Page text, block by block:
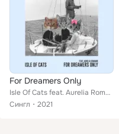
For Dreamers Only
Isle Of Cats feat. Aurelia Romano
Сингл
2021